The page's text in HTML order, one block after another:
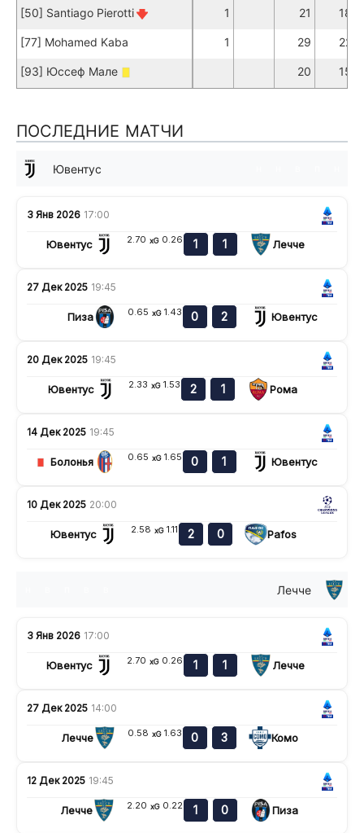
[50] Santiago Pierotti 1 21 18
[77] Mohamed Kaba 1 29 22
[93] Юссеф Мале 20 15
ПОСЛЕДНИЕ МАТЧИ
Ювентус
3 Янв 2026 17:00
Ювентус 2.70 xG 0.26 1 1 Лечче
27 Дек 2025 19:45
Пиза 0.65 xG 1.43 0 2 Ювентус
20 Дек 2025 19:45
Ювентус 2.33 xG 1.53 2 1 Рома
14 Дек 2025 19:45
Болонья 0.65 xG 1.65 0 1 Ювентус
10 Дек 2025 20:00
Ювентус 2.58 xG 1.11 2 0 Pafos
Лечче
3 Янв 2026 17:00
Ювентус 2.70 xG 0.26 1 1 Лечче
27 Дек 2025 14:00
Лечче 0.58 xG 1.63 0 3 Комо
12 Дек 2025 19:45
Лечче 2.20 xG 0.22 1 0 Пиза